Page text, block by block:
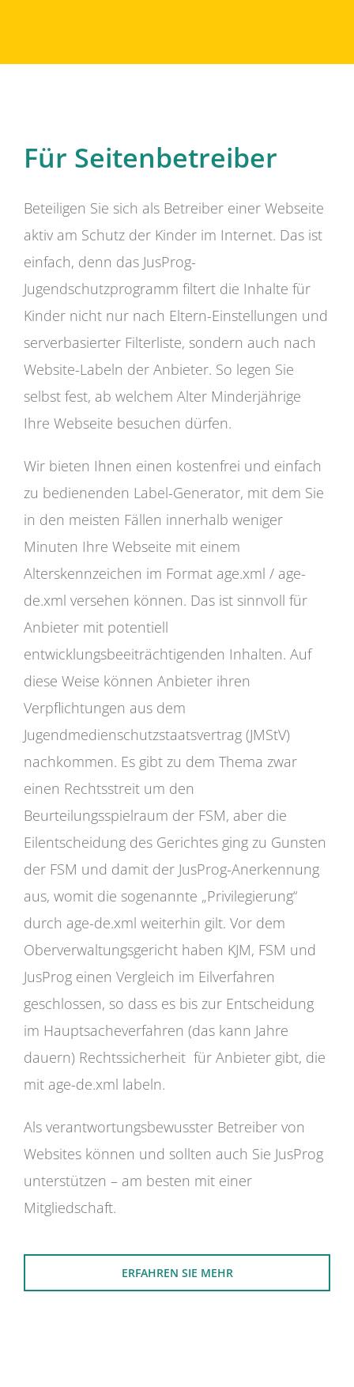
Für Seitenbetreiber
Beteiligen Sie sich als Betreiber einer Webseite
aktiv am Schutz der Kinder im Internet. Das ist
einfach, denn das JusProg-
Jugendschutzprogramm filtert die Inhalte für
Kinder nicht nur nach Eltern-Einstellungen und
serverbasierter Filterliste, sondern auch nach
Website-Labeln der Anbieter. So legen Sie
selbst fest, ab welchem Alter Minderjährige
Ihre Webseite besuchen dürfen.
Wir bieten Ihnen einen kostenfrei und einfach
zu bedienenden Label-Generator, mit dem Sie
in den meisten Fällen innerhalb weniger
Minuten Ihre Webseite mit einem
Alterskennzeichen im Format age.xml / age-
de.xml versehen können. Das ist sinnvoll für
Anbieter mit potentiell
entwicklungsbeeiträchtigenden Inhalten. Auf
diese Weise können Anbieter ihren
Verpflichtungen aus dem
Jugendmedienschutzstaatsvertrag (JMStV)
nachkommen. Es gibt zu dem Thema zwar
einen Rechtsstreit um den
Beurteilungsspielraum der FSM, aber die
Eilentscheidung des Gerichtes ging zu Gunsten
der FSM und damit der JusProg-Anerkennung
aus, womit die sogenannte „Privilegierung“
durch age-de.xml weiterhin gilt. Vor dem
Oberverwaltungsgericht haben KJM, FSM und
JusProg einen Vergleich im Eilverfahren
geschlossen, so dass es bis zur Entscheidung
im Hauptsacheverfahren (das kann Jahre
dauern) Rechtssicherheit für Anbieter gibt, die
mit age-de.xml labeln.
Als verantwortungsbewusster Betreiber von
Websites können und sollten auch Sie JusProg
unterstützen – am besten mit einer
Mitgliedschaft.
ERFAHREN SIE MEHR